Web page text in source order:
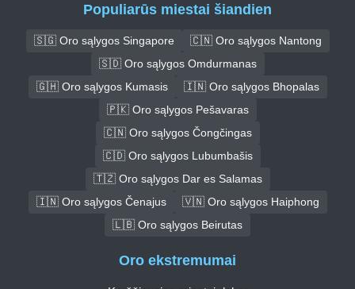
Populiarūs miestai šiandien
🇸🇬 Oro sąlygos Singapore
🇨🇳 Oro sąlygos Nantong
🇸🇩 Oro sąlygos Omdurmanas
🇬🇭 Oro sąlygos Kumasis
🇮🇳 Oro sąlygos Bhopalas
🇵🇰 Oro sąlygos Pešavaras
🇨🇳 Oro sąlygos Čongčingas
🇨🇩 Oro sąlygos Lubumbašis
🇹🇿 Oro sąlygos Dar es Salamas
🇮🇳 Oro sąlygos Čenajus
🇻🇳 Oro sąlygos Haiphong
🇱🇧 Oro sąlygos Beirutas
Oro ekstremumai